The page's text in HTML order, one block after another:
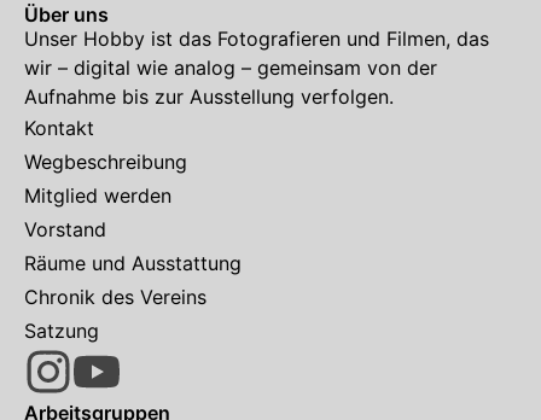
Über uns
Unser Hobby ist das Fotografieren und Filmen, das
wir – digital wie analog – gemeinsam von der
Aufnahme bis zur Ausstellung verfolgen.
Kontakt
Wegbeschreibung
Mitglied werden
Vorstand
Räume und Ausstattung
Chronik des Vereins
Satzung
Arbeitsgruppen